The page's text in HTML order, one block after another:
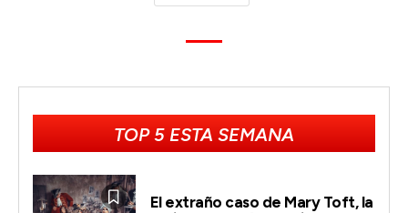
TOP 5 ESTA SEMANA
El extraño caso de Mary Toft, la